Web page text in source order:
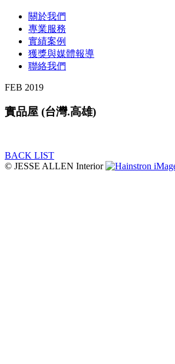
關於我們
專業服務
實績案例
獲獎與媒體報導
聯絡我們
FEB 2019
實品屋 (台灣.高雄)
BACK LIST
© JESSE ALLEN Interior